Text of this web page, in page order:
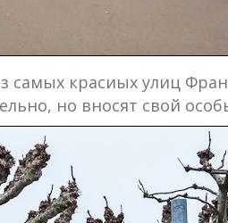
самых красиых улиц
но вносят свой